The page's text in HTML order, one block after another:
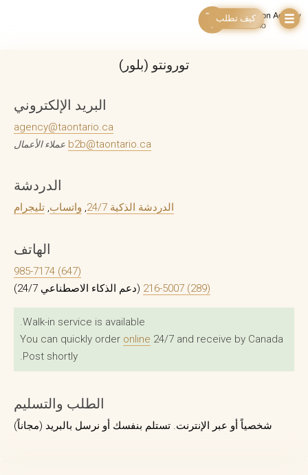
كيف تطلب
تورونتو (بلور)
البريد الإلكتروني
agency@taontario.ca
b2b@taontario.ca عملاء الأعمال
الدردشة
الدردشة الذكية 24/7 , واتساب, تليجرام
الهاتف
(647) 985-7174
(289) 216-5007
(دعم الذكاء الاصطناعي 24/7)
Walk-in service is available.
You can quickly order online 24/7 and receive by Canada
Post shortly.
الطلب والتسليم
شخصياً أو عبر الإنترنت. تستلم بنفسك أو نرسل بالبريد (مجاناً)